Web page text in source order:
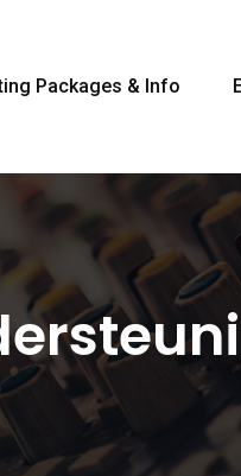
Packages & Info